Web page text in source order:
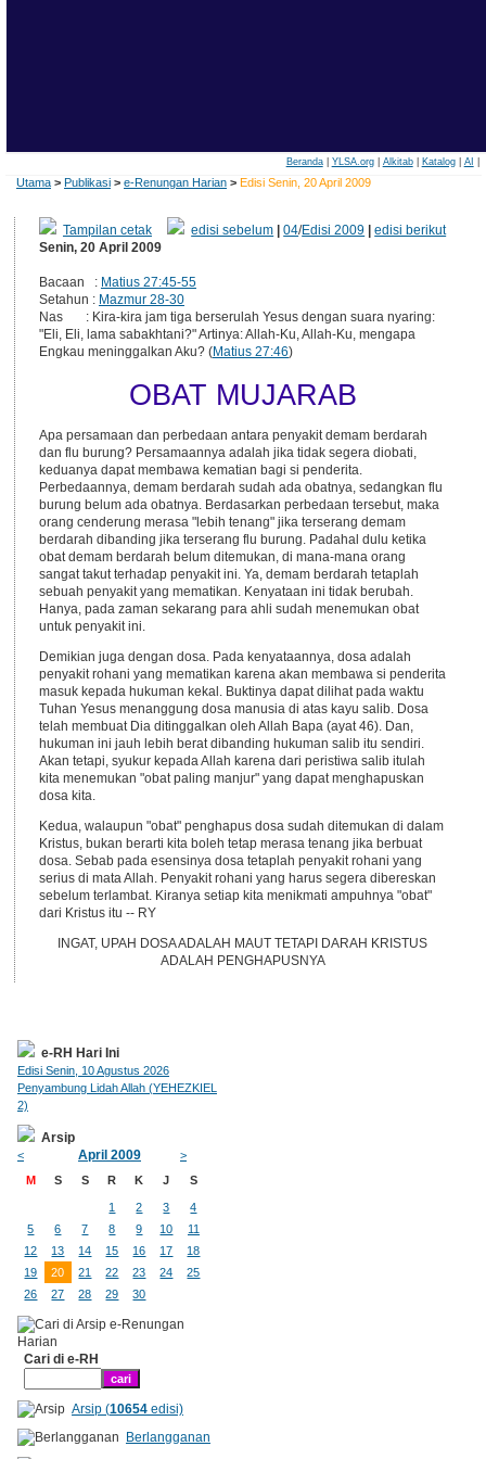
Beranda| YLSA.org| Alkitab| Katalog| AI
Utama > Publikasi > e-Renungan Harian > Edisi Senin, 20 April 2009
Tampilan cetak edisi sebelum |04/Edisi 2009 |edisi berikut
Senin, 20 April 2009
Bacaan : Matius 27:45-55
Setahun : Mazmur 28-30
Nas : Kira-kira jam tiga berserulah Yesus dengan suara nyaring:
"Eli, Eli, lama sabakhtani?" Artinya: Allah-Ku, Allah-Ku, mengapa
Engkau meninggalkan Aku? (Matius 27:46)
OBAT MUJARAB
Apa persamaan dan perbedaan antara penyakit demam berdarah
dan flu burung? Persamaannya adalah jika tidak segera diobati,
keduanya dapat membawa kematian bagi si penderita.
Perbedaannya, demam berdarah sudah ada obatnya, sedangkan flu
burung belum ada obatnya. Berdasarkan perbedaan tersebut, maka
orang cenderung merasa "lebih tenang" jika terserang demam
berdarah dibanding jika terserang flu burung. Padahal dulu ketika
obat demam berdarah belum ditemukan, di mana-mana orang
sangat takut terhadap penyakit ini. Ya, demam berdarah tetaplah
sebuah penyakit yang mematikan. Kenyataan ini tidak berubah.
Hanya, pada zaman sekarang para ahli sudah menemukan obat
untuk penyakit ini.
Demikian juga dengan dosa. Pada kenyataannya, dosa adalah
penyakit rohani yang mematikan karena akan membawa si penderita
masuk kepada hukuman kekal. Buktinya dapat dilihat pada waktu
Tuhan Yesus menanggung dosa manusia di atas kayu salib. Dosa
telah membuat Dia ditinggalkan oleh Allah Bapa (ayat 46). Dan,
hukuman ini jauh lebih berat dibanding hukuman salib itu sendiri.
Akan tetapi, syukur kepada Allah karena dari peristiwa salib itulah
kita menemukan "obat paling manjur" yang dapat menghapuskan
dosa kita.
Kedua, walaupun "obat" penghapus dosa sudah ditemukan di dalam
Kristus, bukan berarti kita boleh tetap merasa tenang jika berbuat
dosa. Sebab pada esensinya dosa tetaplah penyakit rohani yang
serius di mata Allah. Penyakit rohani yang harus segera dibereskan
sebelum terlambat. Kiranya setiap kita menikmati ampuhnya "obat"
dari Kristus itu -- RY
INGAT, UPAH DOSA ADALAH MAUT TETAPI DARAH KRISTUS
ADALAH PENGHAPUSNYA
e-RH Hari Ini
Edisi Senin, 10 Agustus 2026
Penyambung Lidah Allah (YEHEZKIEL
2)
Arsip
< April 2009
>
M
S S R K J S
1 2 3
4
5
6 7 8 9 10
11
12
13 14 15 16 17
18
19
20 21 22 23 24
25
26
27 28 29 30
Cari di e-RH
Arsip (10654edisi)
Berlangganan